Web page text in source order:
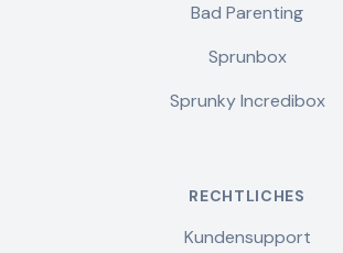
Bad Parenting
Sprunbox
Sprunky Incredibox
RECHTLICHES
Kundensupport